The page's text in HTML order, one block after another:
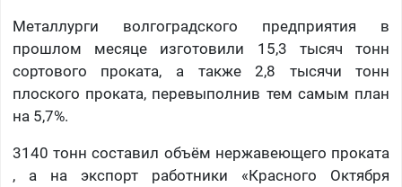
Металлурги волгоградского предприятия в
прошлом месяце изготовили 15,3 тысяч тонн
сортового проката, а также 2,8 тысячи тонн
плоского проката, перевыполнив тем самым план
на 5,7%.
3140 тонн составил объём нержавеющего проката
, а на экспорт работники «Красного Октября